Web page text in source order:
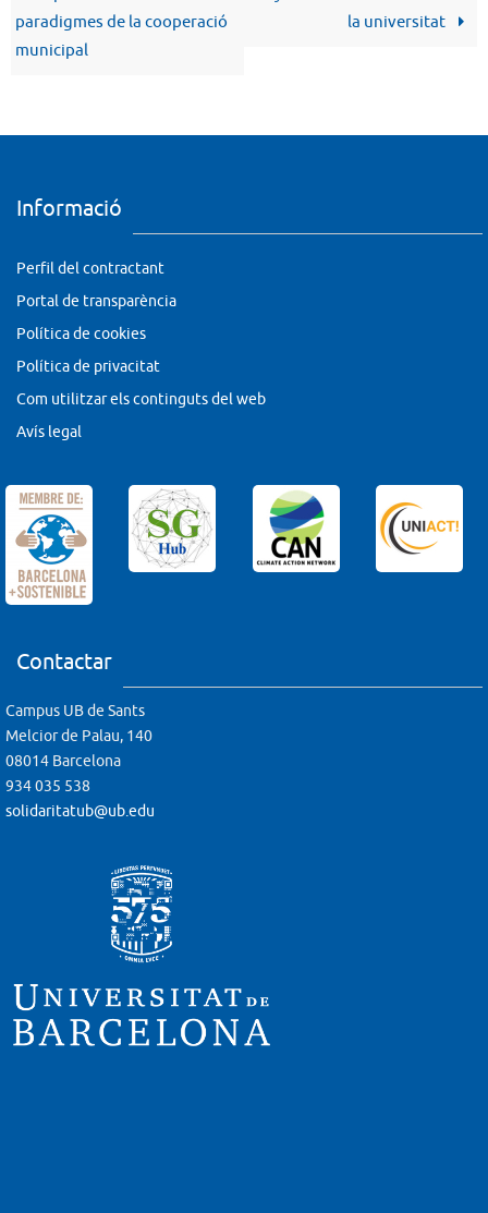
paradigmes de la cooperació
municipal
la universitat
Informació
Perfil del contractant
Portal de transparència
Política de cookies
Política de privacitat
Com utilitzar els continguts del web
Avís legal
Contactar
Campus UB de Sants
Melcior de Palau, 140
08014 Barcelona
934 035 538
solidaritatub@ub.edu